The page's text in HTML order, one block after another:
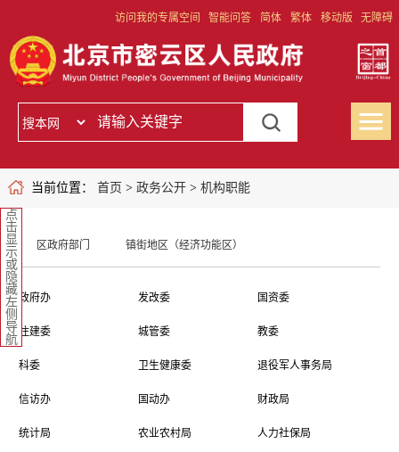
访问我的专属空间 智能问答 简体 繁体 移动版 无障碍
当前位置： 首页 > 政务公开> 机构职能
点
击
显
示
或
隐
藏
左
侧
导
航
区政府部门 镇街地区（经济功能区）
政府办 发改委 国资委
住建委 城管委 教委
科委 卫生健康委 退役军人事务局
信访办 国动办 财政局
统计局 农业农村局 人力社保局